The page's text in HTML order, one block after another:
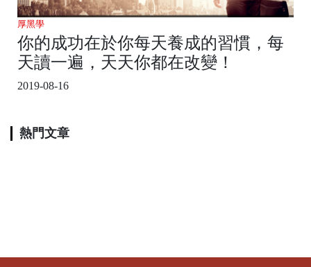
厚黑學
你的成功在於你每天養成的習慣，每
天讀一遍，天天你都在改變！
2019-08-16
熱門文章